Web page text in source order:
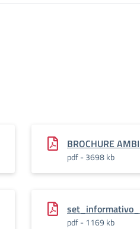
BROCHURE
pdf - 3698 kb
pdf - 1169 kb